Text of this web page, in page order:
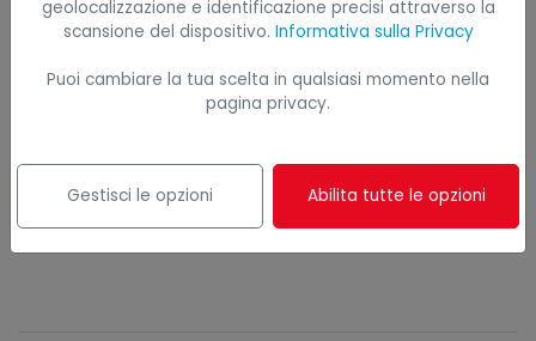
Orari di apertura
NEGOZIO
Lunedì - Venerdì
geolocalizzazione e identificazione precisi attraverso la
scansione del dispositivo. Informativa sulla Privacy
Puoi cambiare la tua scelta in qualsiasi momento nella
pagina privacy.
Gestisci le opzioni Abilita tutte le opzioni